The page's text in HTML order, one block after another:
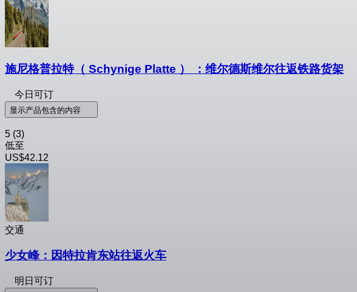
施尼格普拉特（ Schynige Platte ） ：维尔德斯维尔往返铁路货架
今日可订
显示产品包含的内容
5 (3)
低至
US$42.12
交通
少女峰：因特拉肯东站往返火车
明日可订